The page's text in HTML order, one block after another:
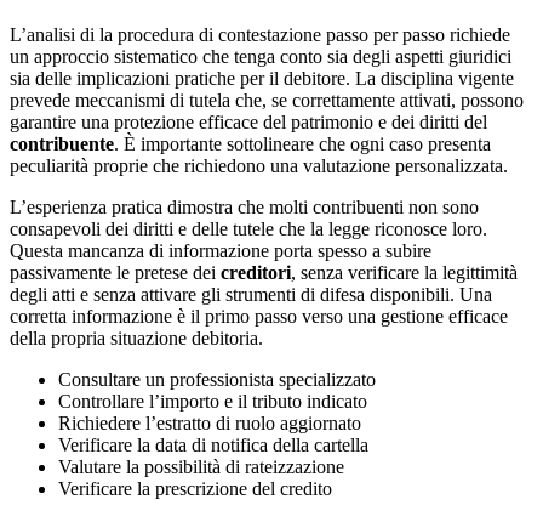
L’analisi di la procedura di contestazione passo per passo richiede
un approccio sistematico che tenga conto sia degli aspetti giuridici
sia delle implicazioni pratiche per il debitore. La disciplina vigente
prevede meccanismi di tutela che, se correttamente attivati, possono
garantire una protezione efficace del patrimonio e dei diritti del
contribuente. È importante sottolineare che ogni caso presenta
peculiarità proprie che richiedono una valutazione personalizzata.
L’esperienza pratica dimostra che molti contribuenti non sono
consapevoli dei diritti e delle tutele che la legge riconosce loro.
Questa mancanza di informazione porta spesso a subire
passivamente le pretese dei creditori, senza verificare la legittimità
degli atti e senza attivare gli strumenti di difesa disponibili. Una
corretta informazione è il primo passo verso una gestione efficace
della propria situazione debitoria.
Consultare un professionista specializzato
Controllare l’importo e il tributo indicato
Richiedere l’estratto di ruolo aggiornato
Verificare la data di notifica della cartella
Valutare la possibilità di rateizzazione
Verificare la prescrizione del credito